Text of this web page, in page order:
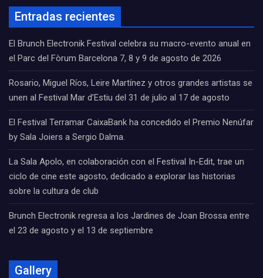
Entradas recientes
El Brunch Electronik Festival celebra su macro-evento anual en
el Parc del Fòrum Barcelona 7, 8 y 9 de agosto de 2026
Rosario, Miguel Ríos, Leire Martínez y otros grandes artistas se
unen al Festival Mar d’Estiu del 31 de julio al 17 de agosto
El Festival Terramar CaixaBank ha concedido el Premio Nenúfar
by Sala Joiers a Sergio Dalma.
La Sala Apolo, en colaboración con el Festival In-Edit, trae un
ciclo de cine este agosto, dedicado a explorar las historias
sobre la cultura de club
Brunch Electronik regresa a los Jardines de Joan Brossa entre
el 23 de agosto y el 13 de septiembre
Gallery